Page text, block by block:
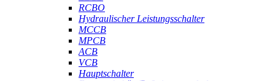
RCBO
Hydraulischer Leistungsschalter
MCCB
MPCB
ACB
VCB
Hauptschalter